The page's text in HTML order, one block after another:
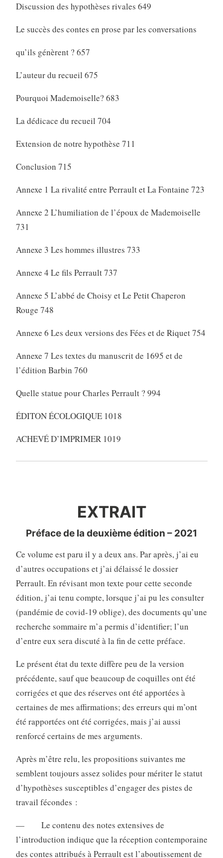
Discussion des hypothèses rivales 649
Le succès des contes en prose par les conversations
qu’ils génèrent ? 657
L’auteur du recueil 675
Pourquoi Mademoiselle? 683
La dédicace du recueil 704
Extension de notre hypothèse 711
Conclusion 715
Annexe 1 La rivalité entre Perrault et La Fontaine 723
Annexe 2 L’humiliation de l’époux de Mademoiselle
731
Annexe 3 Les hommes illustres 733
Annexe 4 Le fils Perrault 737
Annexe 5 L’abbé de Choisy et Le Petit Chaperon
Rouge 748
Annexe 6 Les deux versions des Fées et de Riquet 754
Annexe 7 Les textes du manuscrit de 1695 et de
l’édition Barbin 760
Quelle statue pour Charles Perrault ? 994
ÉDITON ÉCOLOGIQUE 1018
ACHEVÉ D’IMPRIMER 1019
EXTRAIT
Préface de la deuxième édition – 2021
Ce volume est paru il y a deux ans. Par après, j’ai eu
d’autres occupations et j’ai délaissé le dossier
Perrault. En révisant mon texte pour cette seconde
édition, j’ai tenu compte, lorsque j’ai pu les consulter
(pandémie de covid-19 oblige), des documents qu’une
recherche sommaire m’a permis d’identifier; l’un
d’entre eux sera discuté à la fin de cette préface.
Le présent état du texte diffère peu de la version
précédente, sauf que beaucoup de coquilles ont été
corrigées et que des réserves ont été apportées à
certaines de mes affirmations; des erreurs qui m’ont
été rapportées ont été corrigées, mais j’ai aussi
renforcé certains de mes arguments.
Après m’être relu, les propositions suivantes me
semblent toujours assez solides pour mériter le statut
d’hypothèses susceptibles d’engager des pistes de
travail fécondes :
— Le contenu des notes extensives de
l’introduction indique que la réception contemporaine
des contes attribués à Perrault est l’aboutissement de